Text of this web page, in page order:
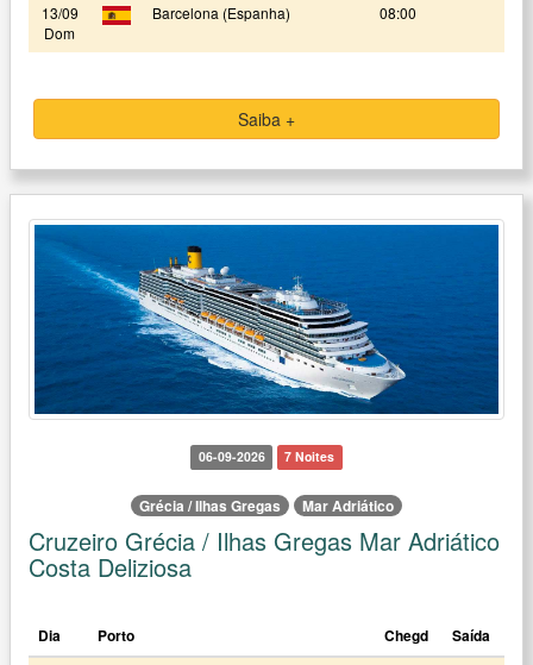
13/09
Dom
Barcelona (Espanha) 08:00
Saiba +
06-09-2026 7 Noites
Grécia / Ilhas Gregas Mar Adriático
Cruzeiro Grécia / Ilhas Gregas Mar Adriático
Costa Deliziosa
Dia Porto Chegd Saída